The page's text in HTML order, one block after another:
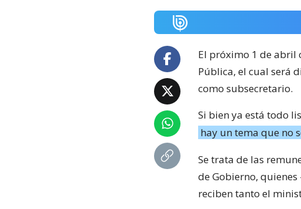
El próximo 1 de abril
Pública, el cual será
como subsecretario.
Si bien ya está todo
hay un tema que no
Se trata de las
de Gobierno,
reciben tanto el